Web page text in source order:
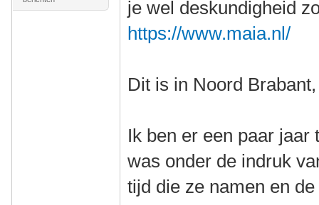
je wel deskundigheid
https://www.maia.nl/
Dit is in Noord
Ik ben er een paar
was onder de indruk
tijd die ze namen en